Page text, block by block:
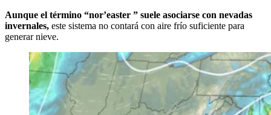
Aunque el término “nor’easter ” suele asociarse con nevadas
invernales, este sistema no contará con aire frío suficiente para
generar nieve.